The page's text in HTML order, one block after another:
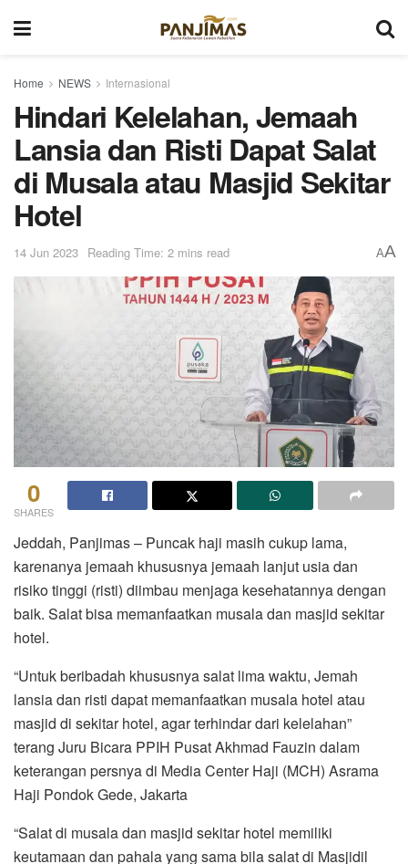
Home NEWS Internasional
Hindari Kelelahan, Jemaah
Lansia dan Risti Dapat Salat
di Musala atau Masjid Sekitar
Hotel
14 Jun 2023 Reading Time: 2 mins read AA
0
SHARES
Jeddah, Panjimas – Puncak haji masih cukup lama,
karenanya jemaah khususnya jemaah lanjut usia dan
risiko tinggi (risti) diimbau menjaga kesehatannya dengan
baik. Salat bisa memanfaatkan musala dan masjid sekitar
hotel.
“Untuk beribadah khususnya salat lima waktu, Jemah
lansia dan risti dapat memanfaatkan musala hotel atau
masjid di sekitar hotel, agar terhindar dari kelelahan”
terang Juru Bicara PPIH Pusat Akhmad Fauzin dalam
keterangan persnya di Media Center Haji (MCH) Asrama
Haji Pondok Gede, Jakarta
“Salat di musala dan masjid sekitar hotel memiliki
keutamaan dan pahala yang sama bila salat di Masjidil